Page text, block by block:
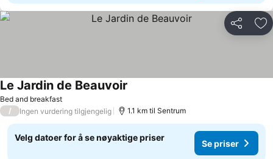
Del
Bed and breakfast
Le Jardin de Beauvoir
/ Ingen vurdering tilgjengelig 1.1 km til Sentrum
Velg datoer for å se nøyaktige priser
Se priser